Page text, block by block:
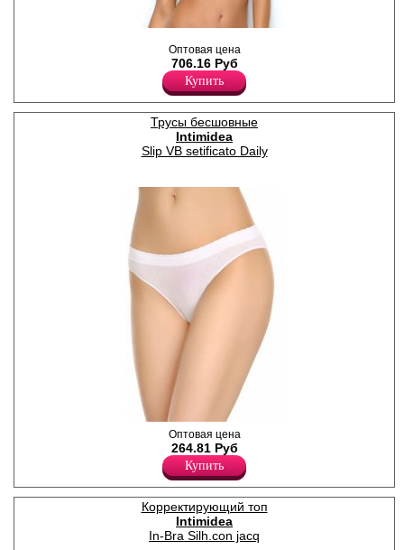
бретелями, с
моделирующим эффектом,
без косточек,
обеспечивающий
естественную поддержку и
форму
Полиамид 81%
Эластан 19%
Оптовая цена
706.16 Руб
Купить
Трусы бесшовные
Intimidea
Slip VB setificato Daily
Трусики слипы с плоскими
швами и заниженной
талией, с имитацией
кружева на боковых частях и
антибактериальной
ластовицей.
Лайкра 8%
Полиамид 92%
Оптовая цена
264.81 Руб
Купить
Корректирующий топ
Intimidea
In-Bra Silh.con jacq